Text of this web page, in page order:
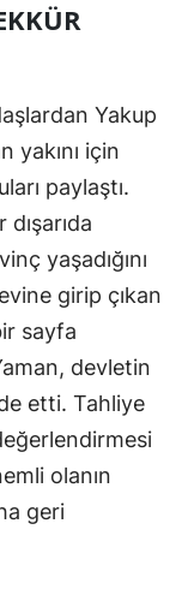
Aksaray
Bayburt
Karaman
Kırıkkale
Batman
Şırnak
Bartın
Yakup
yakını için
paylaştı.
yaşadığını
girip çıkan
sayfa
devletin
etti. Tahliye
olanın
geri